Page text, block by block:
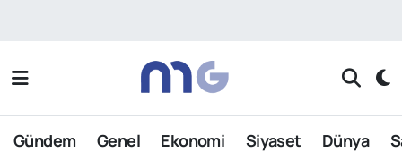
Gündem Genel Ekonomi Siyaset Dünya
Nöbetçi Eczaneler
Hava Durumu